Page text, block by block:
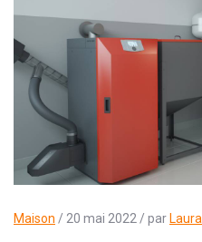
Maison / 20 mai 2022 / par Laura